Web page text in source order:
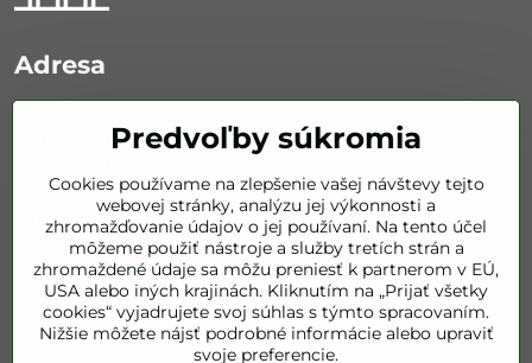
Adresa
Nemocničná 626/67
KONTAKT
info​@bestofnatur​.sk
+421 905 843 351
Predvoľby súkromia
Cookies používame na zlepšenie vašej návštevy tejto
webovej stránky, analýzu jej výkonnosti a
zhromažďovanie údajov o jej používaní. Na tento účel
môžeme použiť nástroje a služby tretích strán a
zhromaždené údaje sa môžu preniesť k partnerom v EÚ,
USA alebo iných krajinách. Kliknutím na „Prijať všetky
cookies“ vyjadrujete svoj súhlas s týmto spracovaním.
Nižšie môžete nájsť podrobné informácie alebo upraviť
svoje preferencie.